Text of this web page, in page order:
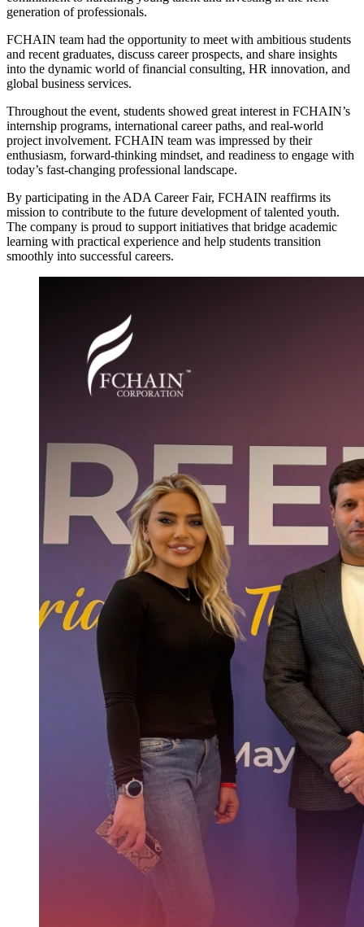
generation of professionals.
FCHAIN team had the opportunity to meet with ambitious students
and recent graduates, discuss career prospects, and share insights
into the dynamic world of financial consulting, HR innovation, and
global business services.
Throughout the event, students showed great interest in FCHAIN’s
internship programs, international career paths, and real-world
project involvement. FCHAIN team was impressed by their
enthusiasm, forward-thinking mindset, and readiness to engage with
today’s fast-changing professional landscape.
By participating in the ADA Career Fair, FCHAIN reaffirms its
mission to contribute to the future development of talented youth.
The company is proud to support initiatives that bridge academic
learning with practical experience and help students transition
smoothly into successful careers.